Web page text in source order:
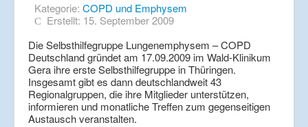
Kategorie: COPD und Emphysem
Erstellt: 15. September 2009
Die Selbsthilfegruppe Lungenemphysem – COPD
Deutschland gründet am 17.09.2009 im Wald-Klinikum
Gera ihre erste Selbsthilfegruppe in Thüringen.
Insgesamt gibt es dann deutschlandweit 43
Regionalgruppen, die ihre Mitglieder unterstützen,
informieren und monatliche Treffen zum gegenseitigen
Austausch veranstalten.